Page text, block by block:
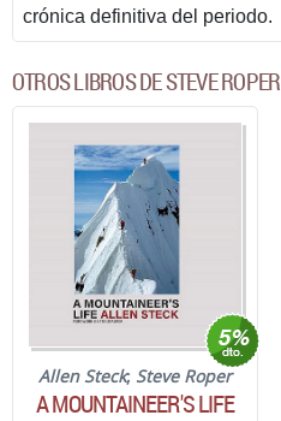
crónica definitiva del periodo.
OTROS LIBROS DE STEVE ROPER
Allen Steck; Steve Roper
A MOUNTAINEER'S LIFE